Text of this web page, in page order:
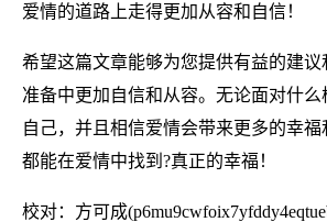
爱情的道路上走得更加从容和自信！
希望这篇文章能够为您提供有益的建
准备中更加自信和从容。无论面对什
自己，并且相信爱情会带来更多的幸
都能在爱情中找到?真正的幸福！
校对：方可成